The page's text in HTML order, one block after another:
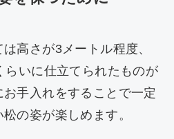
高さが3メートル程度、
らいに仕立てられたものが
手入れをすることで一定
の姿が楽しめます。